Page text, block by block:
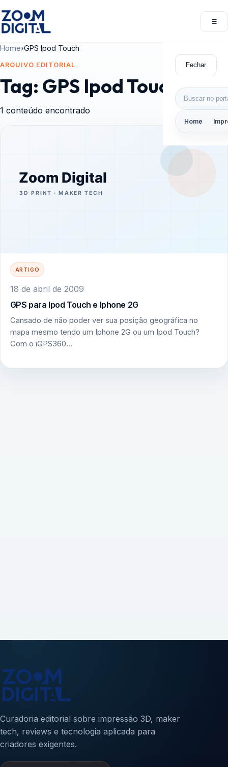
☰
Fechar
Buscar por:
Home
Home›GPS Ipod Touch
ARQUIVO EDITORIAL
Tag: GPS Ipod Touch
1 conteúdo encontrado
ARTIGO
18 de abril de 2009
GPS para Ipod Touch e Iphone 2G
Cansado de não poder ver sua posição geográfica no
mapa mesmo tendo um Iphone 2G ou um Ipod Touch?
Com o iGPS360…
Curadoria editorial sobre impressão 3D, maker
tech, reviews e tecnologia aplicada para
criadores exigentes.